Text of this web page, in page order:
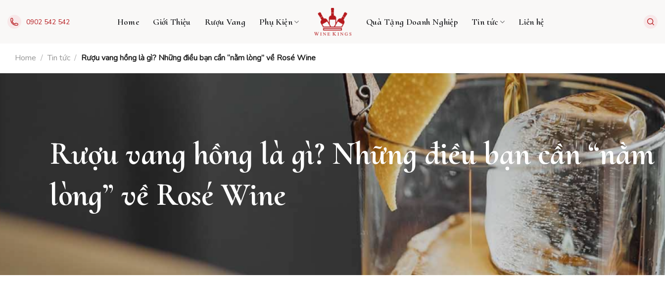
0902 542 542 Home Giới Thiệu Rượu Vang Phụ Kiện Quà Tặng Doanh Nghiệp Tin tức Liên hệ
Home / Tin tức / Rượu vang hồng là gì? Những điều bạn cần “nằm lòng” về Rosé Wine
Rượu vang hồng là gì? Những điều bạn cần “nằm
lòng” về Rosé Wine